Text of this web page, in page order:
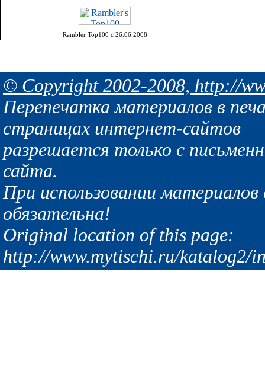
Rambler Top100 с 26.06.2008
© Copyright 2002-2008, http://
Перепечатка материалов в
страницах интернет-сайтов
разрешается только с
сайта.
При использовании
обязательна!
Original location of this page:
http://www.mytischi.ru/katalog2/